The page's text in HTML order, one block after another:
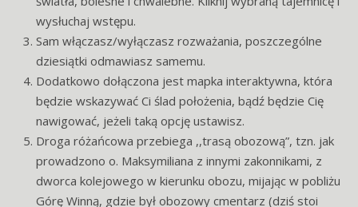
wysłuchaj wstępu.
Sam włączasz/wyłączasz rozważania, poszczególne
dziesiątki odmawiasz samemu.
Dodatkowo dołączona jest mapka interaktywna, która
będzie wskazywać Ci ślad położenia, bądź będzie Cię
nawigować, jeżeli taką opcję ustawisz.
Droga różańcowa przebiega ,,trasą obozową”, tzn. jak
prowadzono o. Maksymiliana z innymi zakonnikami, z
dworca kolejowego w kierunku obozu, mijając w pobliżu
Górę Winną, gdzie był obozowy cmentarz (dziś stoi